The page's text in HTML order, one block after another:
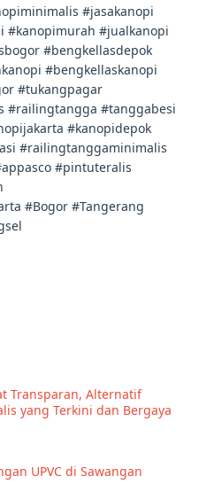
#jasakanopi
#kanopimurah #jualkanopi
#bengkellasdepok
#bengkellaskanopi
#tukangpagar
#railingtangga #tanggabesi
#kanopidepok
#railingtanggaminimalis
#pintuteralis
#Bogor #Tangerang
Transparan, Alternatif
yang Terkini dan Bergaya
UPVC di Sawangan